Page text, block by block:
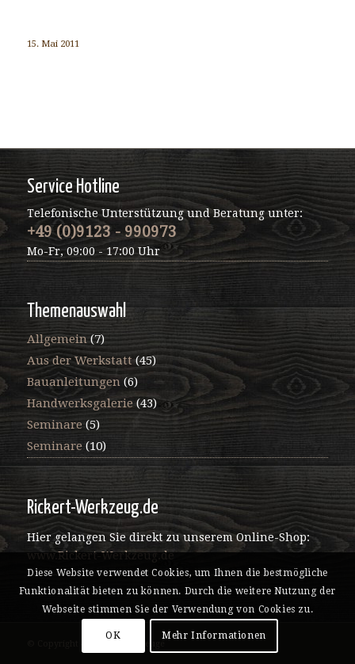
15. Mai 2011
Service Hotline
Telefonische Unterstützung und Beratung unter:
+49 (0)9123 - 990973
Mo-Fr, 09:00 - 17:00 Uhr
Themenauswahl
Allgemein(7)
Aus der Werkstatt(45)
Bauanleitungen(6)
Handwerksgalerie(43)
Seminare (5)
Seminare(10)
Rickert-Werkzeug.de
Hier gelangen Sie direkt zu unserem Online-Shop:
www.Rickert-Werkzeug.de
Diese Website verwendet Cookies, um Ihnen die bestmögliche
Funktionalität bieten zu können. Durch die weitere Nutzung der
Webseite stimmen Sie der Verwendung von Cookies zu.
OK Mehr Informationen